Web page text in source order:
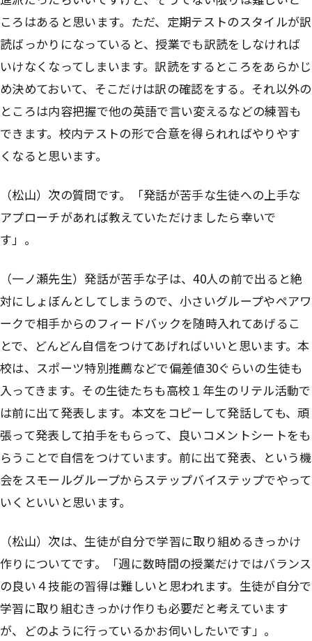
ころはあると思います。ただ、定期テストのスタイルが訳
読ばっかりになっていると、授業でも訳読をしなければ
いけなくなってしまいます。訳読をするところをあらかじ
め決めておいて、そこだけは訳の確認をする。それ以外の
ところは内容把握で他の英語で言い変えるなどの練習も
できます。校内テストの形で合意を得られればやりやす
くなると思います。
（松山）次の質問です。「発話が苦手な生徒への上手な
アプローチがあれば教えていただけましたら幸いで
す」。
（一ノ瀬先生）発話が苦手な子は、40人の前で出ると絶
対にしょぼんとしてしまうので、小さいグループやペアワ
ークで相手からのフィードバックを随時入れてあげるこ
とで、どんどん自信をつけてあげればいいと思います。本
校は、スポーツ特別推薦などで偏差値30ぐらいの生徒も
入ってきます。その生徒たちも高校１年生のリテル活動で
は前に出て発表します。本文をコピーして発話しても、頑
張って発表して拍手をもらって、良いコメントシートをも
らうことで自信をつけています。前に出て発表、という機
会をスモールグループからステップバイステップでやって
いくといいと思います。
（松山）次は、生徒が自分で学習に取り組めるきっかけ
作りについてです。「週に数時間の授業だけではバランス
の良い４技能の習得は難しいと思われます。生徒が自分で
学習に取り組むきっかけ作りも必要だと考えています
が、どのように行っているかお伺いしたいです」。